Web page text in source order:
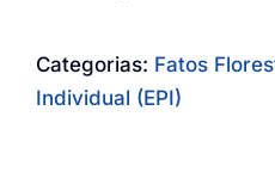
Categorias: Fatos
Individual (EPI)